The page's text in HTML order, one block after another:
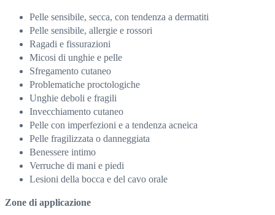
Pelle sensibile, secca, con tendenza a dermatiti
Pelle sensibile, allergie e rossori
Ragadi e fissurazioni
Micosi di unghie e pelle
Sfregamento cutaneo
Problematiche proctologiche
Unghie deboli e fragili
Invecchiamento cutaneo
Pelle con imperfezioni e a tendenza acneica
Pelle fragilizzata o danneggiata
Benessere intimo
Verruche di mani e piedi
Lesioni della bocca e del cavo orale
Zone di applicazione